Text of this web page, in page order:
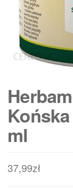
ml
37,99zł